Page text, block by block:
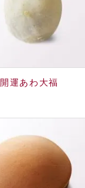
開運あわ大福